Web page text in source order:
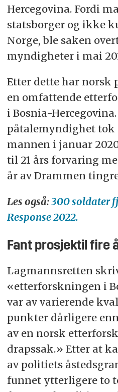
Hercegovina. Fordi
statsborger og ikke
Norge, ble saken
myndigheter i mai
Etter dette har
en omfattende
i Bosnia-
påtalemyndighet
mannen i januar
til 21 års forvaring
år av Drammen
Les også:300 soldater
Response 2022.
Fant prosjektil fire
Lagmannsretten
«etterforskningen i
var av varierende
punkter dårligere
av en norsk
drapssak.» Etter at
av politiets
funnet ytterligere to